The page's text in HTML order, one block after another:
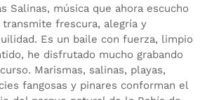
Salinas, música que ahora escucho
frescura, alegría y
Es un baile con fuerza, limpio
he disfrutado mucho grabando
Marismas, salinas, playas,
fangosas y pinares conforman el